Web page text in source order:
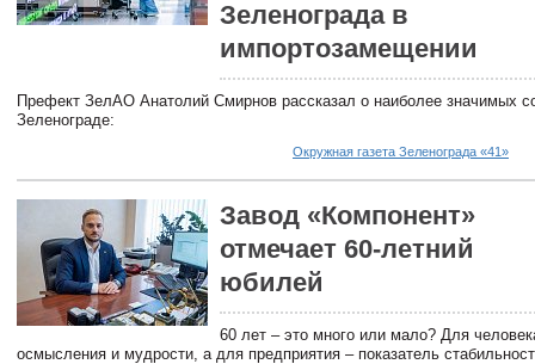
Зеленограда в
импортозамещении
Префект ЗелАО Анатолий Смирнов рассказал о наиболее значимых
Зеленограде:
Окружная газета Зеленограда «41»
Завод «Компонент»
отмечает 60-летний
юбилей
60 лет – это много или мало? Для
осмысления и мудрости, а для предприятия – показатель